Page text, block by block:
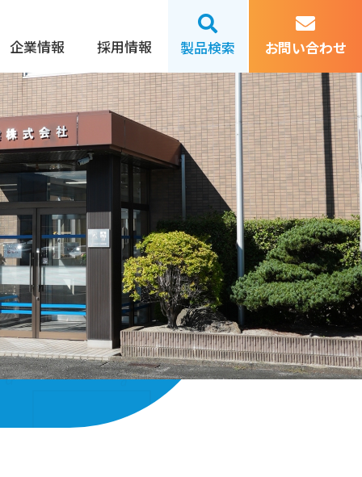
企業情報 採用情報 製品検索 お問い合わせ
夏季休業のお知らせ｜お知らせ